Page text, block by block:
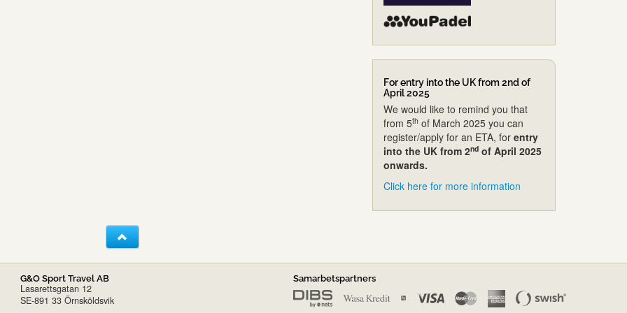
For entry into the UK from 2nd of
April 2025
We would like to remind you that
from 5th of March 2025 you can
register/apply for an ETA, for entry
into the UK from 2ndof April 2025
onwards.
Click here for more information
G&O Sport Travel AB
Lasarettsgatan 12
SE-891 33 Örnsköldsvik
Samarbetspartners